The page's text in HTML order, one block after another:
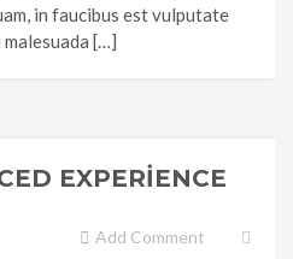
in faucibus est vulputate
[…]
EXPERIENCE
Add Comment